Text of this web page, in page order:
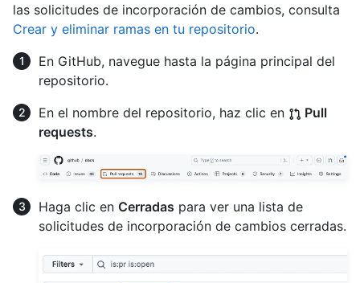
las solicitudes de incorporación de cambios, consulta
Crear y eliminar ramas en tu repositorio.
En GitHub, navegue hasta la página principal del
repositorio.
En el nombre del repositorio, haz clic en
Pull
requests.
Haga clic en Cerradas para ver una lista de
solicitudes de incorporación de cambios cerradas.